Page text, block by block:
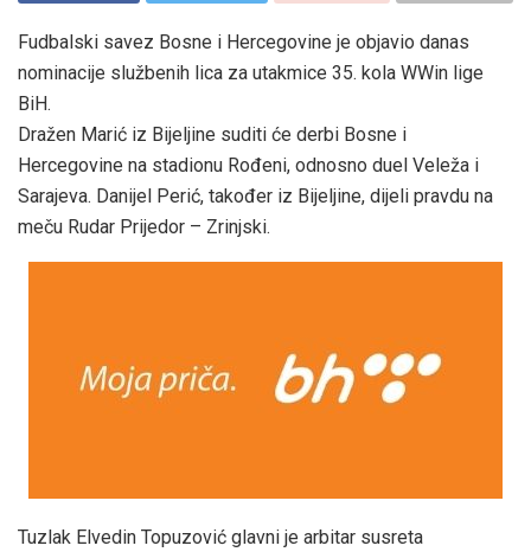
Fudbalski savez Bosne i Hercegovine je objavio danas
nominacije službenih lica za utakmice 35. kola WWin lige
BiH.
Dražen Marić iz Bijeljine suditi će derbi Bosne i
Hercegovine na stadionu Rođeni, odnosno duel Veleža i
Sarajeva. Danijel Perić, također iz Bijeljine, dijeli pravdu na
meču Rudar Prijedor – Zrinjski.
Tuzlak Elvedin Topuzović glavni je arbitar susreta